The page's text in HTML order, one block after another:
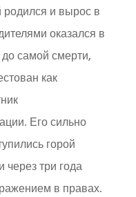
и вырос в
оказался в
самой смерти,
как
Его сильно
горой
три года
в правах.